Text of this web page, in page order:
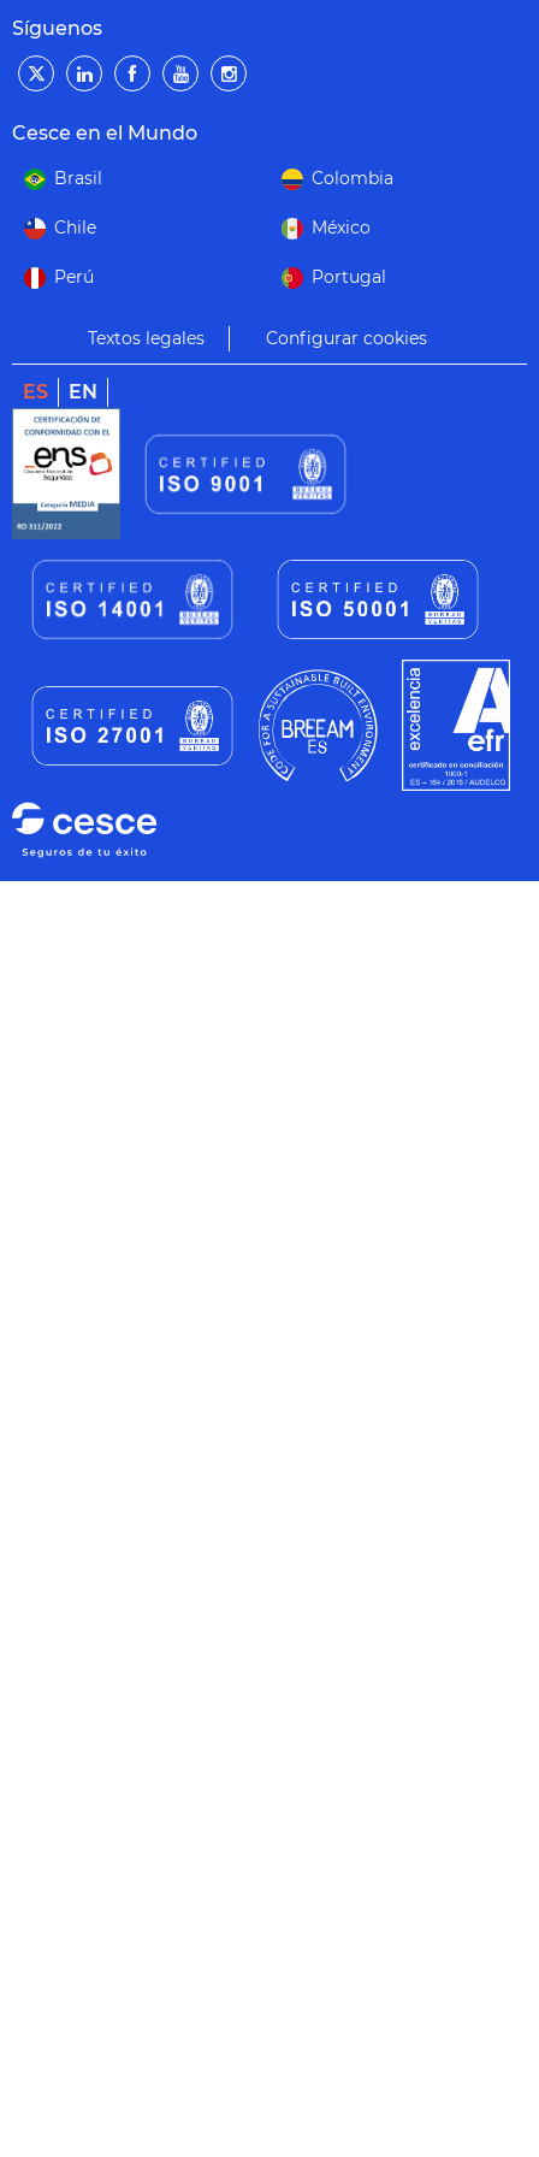
Síguenos
Cesce en el Mundo
Brasil Colombia
Chile México
Perú Portugal
Textos legales Configurar cookies
ES EN